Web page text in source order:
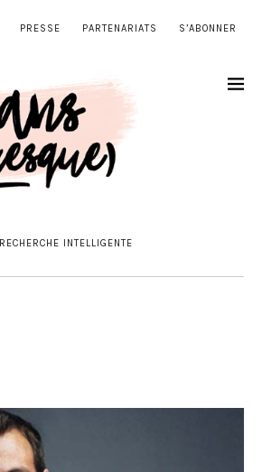
PRESSE PARTENARIATS S’ABONNER
RECHERCHE INTELLIGENTE